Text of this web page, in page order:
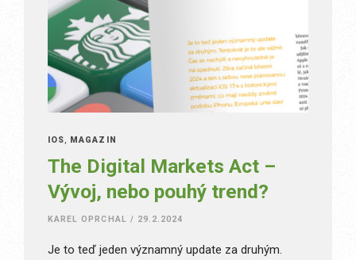
IOS, MAGAZÍN
The Digital Markets Act –
Vývoj, nebo pouhý trend?
KAREL OPRCHAL / 29.2.2024
Je to teď jeden významný update za druhým.